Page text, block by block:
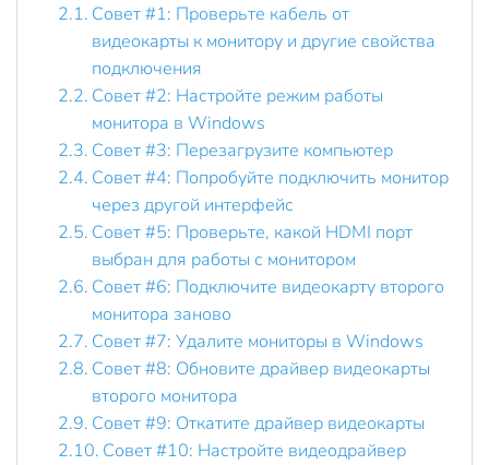
Совет #1: Проверьте кабель от
видеокарты к монитору и другие свойства
подключения
Совет #2: Настройте режим работы
монитора в Windows
Совет #3: Перезагрузите компьютер
Совет #4: Попробуйте подключить монитор
через другой интерфейс
Совет #5: Проверьте, какой HDMI порт
выбран для работы с монитором
Совет #6: Подключите видеокарту второго
монитора заново
Совет #7: Удалите мониторы в Windows
Совет #8: Обновите драйвер видеокарты
второго монитора
Совет #9: Откатите драйвер видеокарты
Совет #10: Настройте видеодрайвер